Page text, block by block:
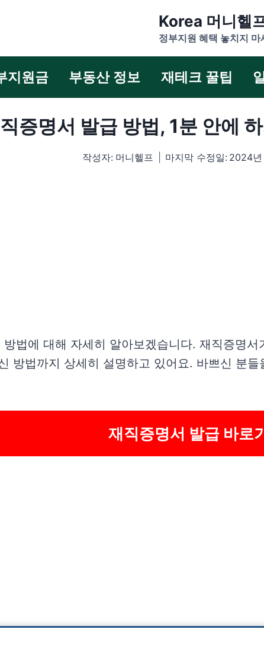
Korea 머니헬
정부지원 혜택 놓치지 마
지원금 부동산 정보 재테크 꿀팁
증명서 발급 방법, 1분 안에
작성자: 머니헬프 마지막 수정일: 2024
법에 대해 자세히 알아보겠습니다. 재직증명
방법까지 상세히 설명하고 있어요. 바쁘신 분
재직증명서 발급 바로